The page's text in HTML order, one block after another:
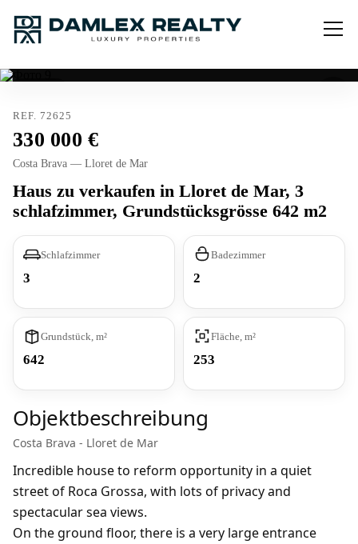
REF. 72625
330 000
Costa Brava — Lloret de Mar
Haus zu verkaufen in Lloret de Mar, 3
schlafzimmer, Grundstücksgrösse 642 m2
Schlafzimmer
3
Badezimmer
2
Grundstück, m²
642
Fläche, m²
253
Objektbeschreibung
Costa Brava - Lloret de Mar
Incredible house to reform opportunity in a quiet
street of Roca Grossa, with lots of privacy and
spectacular sea views.
On the ground floor, there is a very large entrance